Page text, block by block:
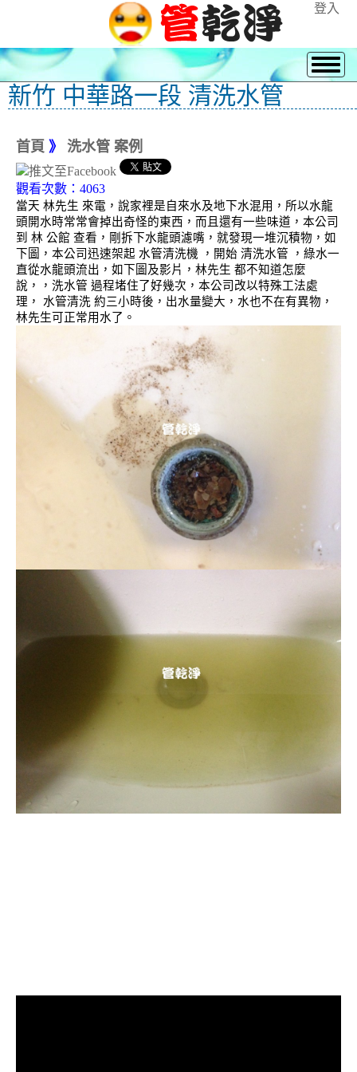
登入
新竹 中華路一段 清洗水管
首頁 》 洗水管 案例
觀看次數：4063
當天 林先生 來電，說家裡是自來水及地下水混用，所以水龍
頭開水時常常會掉出奇怪的東西，而且還有一些味道，本公司
到 林 公館 查看，剛拆下水龍頭濾嘴，就發現一堆沉積物，如
下圖，本公司迅速架起 水管清洗機 ，開始 清洗水管 ，綠水一
直從水龍頭流出，如下圖及影片，林先生 都不知道怎麼
說，，洗水管 過程堵住了好幾次，本公司改以特殊工法處
理， 水管清洗 約三小時後，出水量變大，水也不在有異物，
林先生可正常用水了。